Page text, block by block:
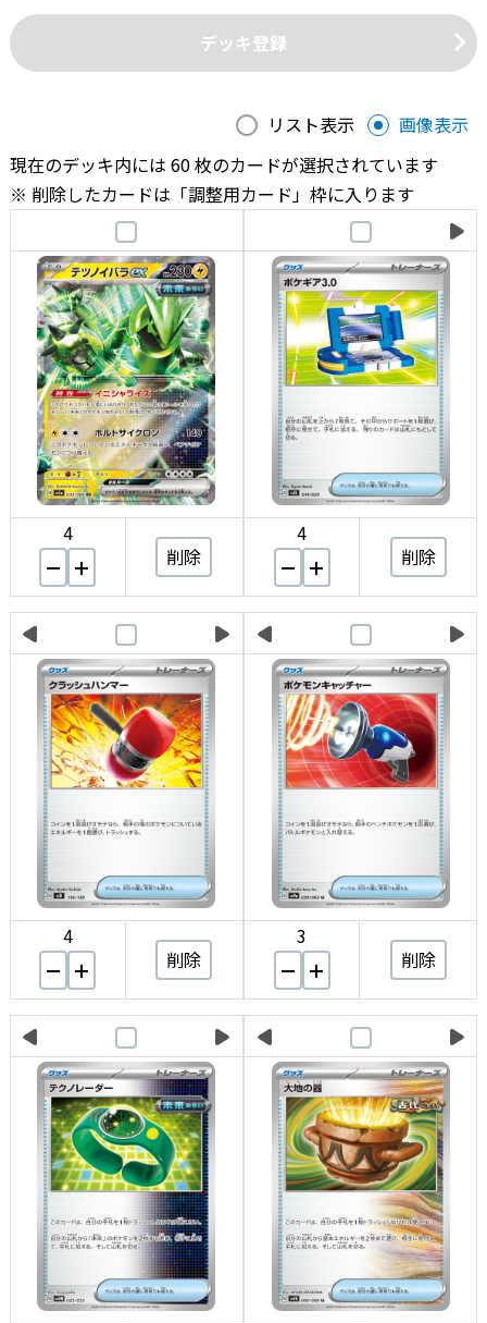
デッキ登録
リスト表示
画像表示
現在のデッキ内には 60 枚のカードが選択されています
削除したカードは「調整用カード」枠に入ります
4
削除
4
削除
4
削除
3
削除